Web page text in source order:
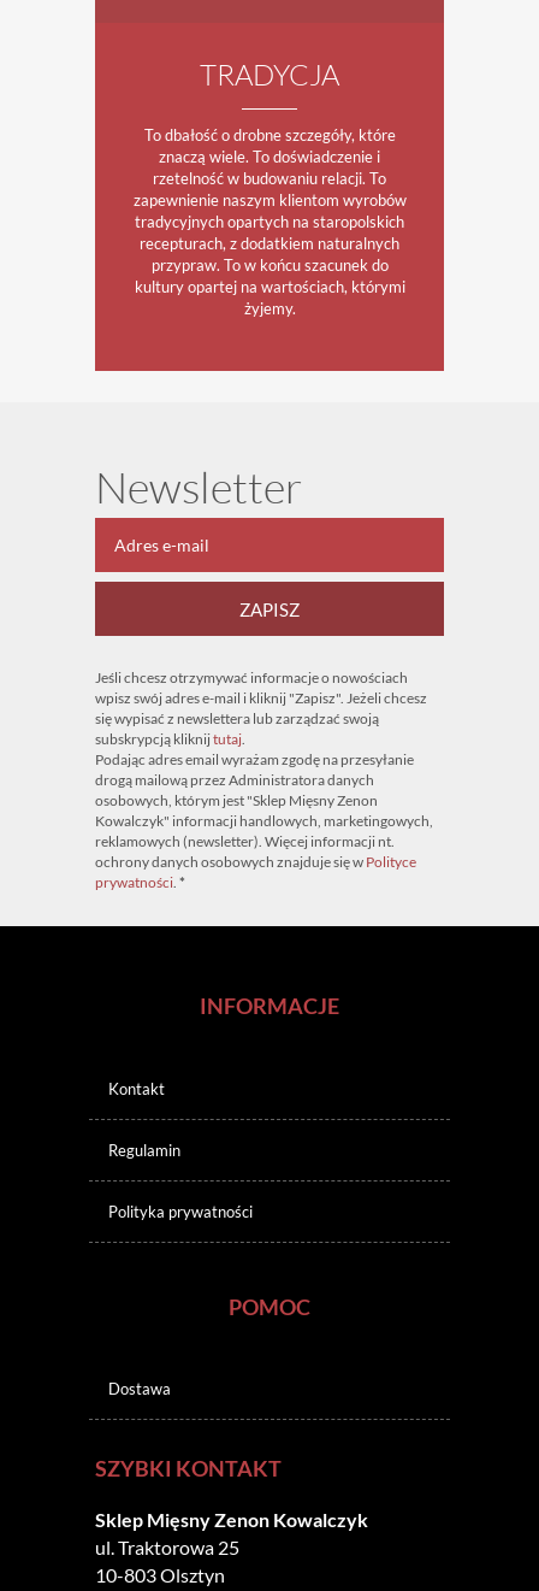
TRADYCJA
To dbałość o drobne szczegóły, które
znaczą wiele. To doświadczenie i
rzetelność w budowaniu relacji. To
zapewnienie naszym klientom wyrobów
tradycyjnych opartych na staropolskich
recepturach, z dodatkiem naturalnych
przypraw. To w końcu szacunek do
kultury opartej na wartościach, którymi
żyjemy.
Newsletter
ZAPISZ
Jeśli chcesz otrzymywać informacje o nowościach
wpisz swój adres e-mail i kliknij "Zapisz". Jeżeli chcesz
się wypisać z newslettera lub zarządzać swoją
subskrypcją kliknijtutaj.
Podając adres email wyrażam zgodę na przesyłanie
drogą mailową przez Administratora danych
osobowych, którym jest "Sklep Mięsny Zenon
Kowalczyk" informacji handlowych, marketingowych,
reklamowych (newsletter). Więcej informacji nt.
ochrony danych osobowych znajduje się w Polityce
prywatności. *
INFORMACJE
Kontakt
Regulamin
Polityka prywatności
POMOC
Dostawa
SZYBKI KONTAKT
Sklep Mięsny Zenon Kowalczyk
ul. Traktorowa 25
10-803 Olsztyn